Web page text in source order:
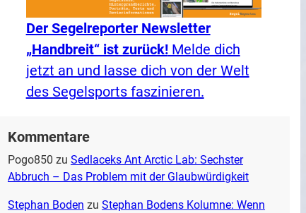
Der Segelreporter Newsletter
„Handbreit“ ist zurück!Melde dich
jetzt an und lasse dich von der Welt
des Segelsports faszinieren.
Kommentare
Pogo850 zu Sedlaceks Ant Arctic Lab: Sechster
Abbruch – Das Problem mit der Glaubwürdigkeit
Stephan Boden zu Stephan Bodens Kolumne: Wenn